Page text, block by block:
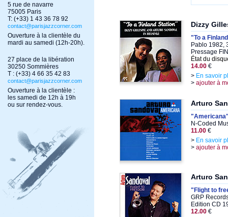
5 rue de navarre
75005 Paris
T: (+33) 1 43 36 78 92
contact@parisjazzcorner.com
Ouverture à la clientèle du
mardi au samedi (12h-20h).
27 place de la libération
30250 Sommières
T : (+33) 4 66 35 42 83
contact@parisjazzcorner.com
Ouverture à la clientèle :
les samedi de 12h à 19h
ou sur rendez-vous.
Dizzy
"To a
Pablo 1982,
Pressage
État du
14.00 €
> En savoir
> ajouter à
Arturo
N-Coded
11.00 €
> En savoir
> ajouter à
Arturo
"Flight to
GRP
Edition CD
12.00 €